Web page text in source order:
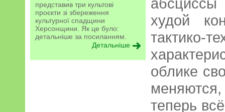
представив три культові
проєкти зі збереження
культурної спадщини
Херсонщини. Як це було:
детальніше за посиланням.
Детальніше
худой
тактико-
облике
теперь